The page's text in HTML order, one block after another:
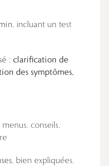
, incluant un test
: clarification de
des symptômes,
conseils,
, bien expliquées,